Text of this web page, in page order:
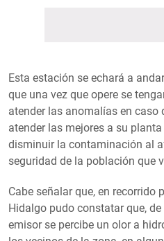
Esta estación se echará a
que una vez que opere se
atender las anomalías en caso
atender las mejores a su
disminuir la contaminación al
seguridad de la población que
Cabe señalar que, en recorrido
Hidalgo pudo constatar que,
emisor se percibe un olor a